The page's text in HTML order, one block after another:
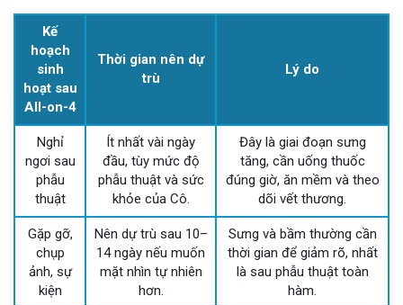
Kế
hoạch
sinh
hoạt sau
All-on-4
Thời gian nên dự
trù
Lý do
Nghỉ
ngơi sau
phẫu
thuật
Ít nhất vài ngày
đầu, tùy mức độ
phẫu thuật và sức
khỏe của Cô.
Đây là giai đoạn sưng
tăng, cần uống thuốc
đúng giờ, ăn mềm và theo
dõi vết thương.
Gặp gỡ,
chụp
ảnh, sự
kiện
Nên dự trù sau 10–
14 ngày nếu muốn
mặt nhìn tự nhiên
hơn.
Sưng và bầm thường cần
thời gian để giảm rõ, nhất
là sau phẫu thuật toàn
hàm.